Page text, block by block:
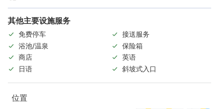
其他主要设施服务
免费停车
接送服务
浴池/温泉
保险箱
商店
英语
日语
斜坡式入口
位置